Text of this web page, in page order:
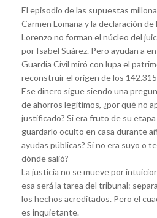
El episodio de las supuestas
Carmen Lomana y la declaración
Lorenzo no forman el núcleo del
por Isabel Suárez. Pero ayudan a
Guardia Civil miró con lupa el
reconstruir el origen de los
Ese dinero sigue siendo una
de ahorros legítimos, ¿por qué no
justificado? Si era fruto de su
guardarlo oculto en casa durante
ayudas públicas? Si no era suyo o
dónde salió?
La justicia no se mueve por
esa será la tarea del tribunal:
los hechos acreditados. Pero el
es inquietante.